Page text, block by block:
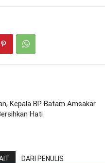
Kepala BP Batam Amsakar
Hati
DARI PENULIS